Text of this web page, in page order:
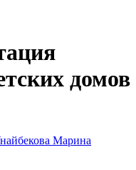
домов
Марина